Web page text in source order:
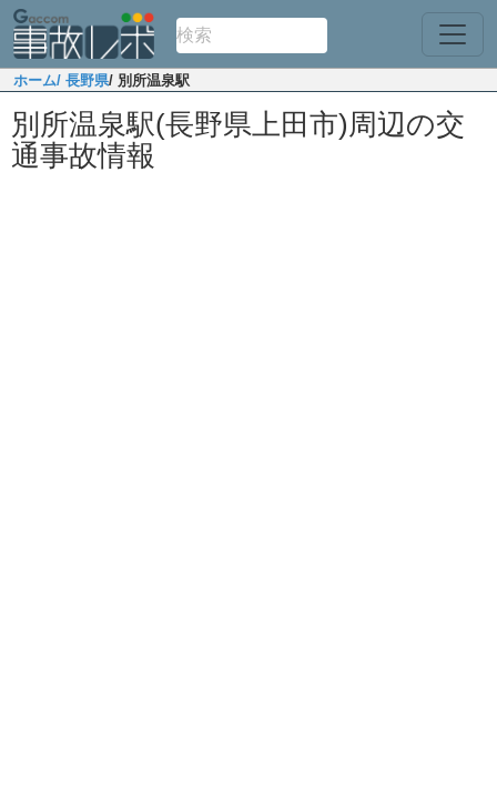
ホーム/ 長野県/ 別所温泉駅
別所温泉駅(長野県上田市)周辺の交
通事故情報